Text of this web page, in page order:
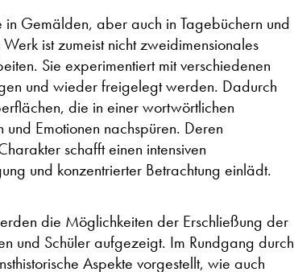
in Gemälden, aber auch in Tagebüchern und
ist zumeist nicht zweidimensionales
Sie experimentiert mit verschiedenen
und wieder freigelegt werden. Dadurch
die in einer wortwörtlichen
Emotionen nachspüren. Deren
schafft einen intensiven
und konzentrierter Betrachtung einlädt.
die Möglichkeiten der Erschließung der
und Schüler aufgezeigt. Im Rundgang durch
Aspekte vorgestellt, wie auch